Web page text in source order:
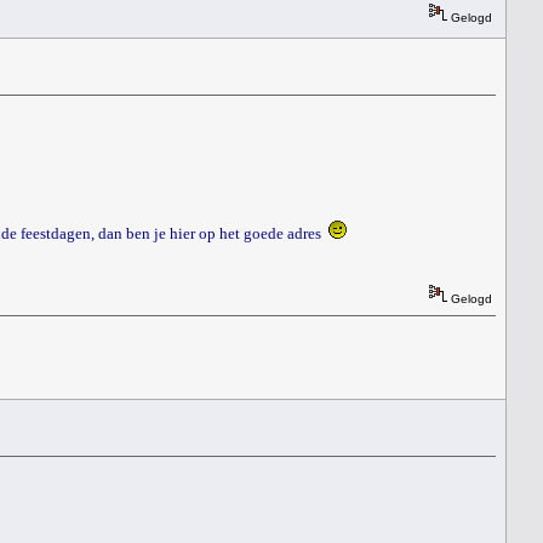
Gelogd
feestdagen, dan ben je hier op het goede adres
Gelogd